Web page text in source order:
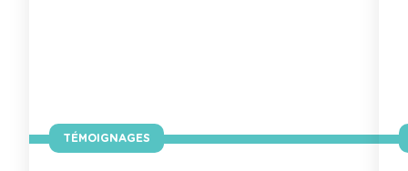
TÉMOIGNAGES